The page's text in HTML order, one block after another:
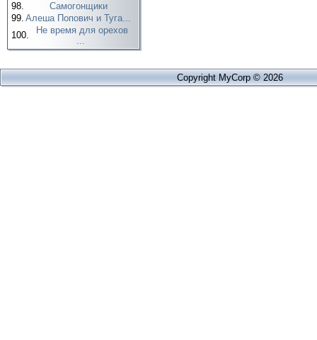
98.
Самогонщики
99. Алеша Попович и Туга...
100.
Не время для орехов
...
Copyright MyCorp © 2026